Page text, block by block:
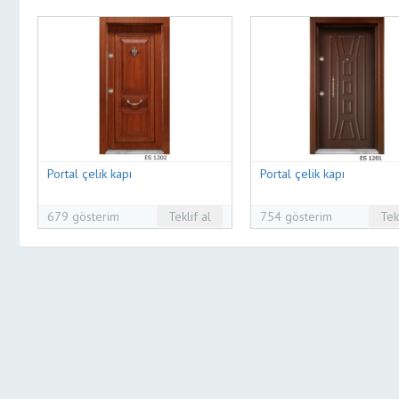
Portal çelik kapı
679 gösterim Teklif al
Portal çelik kapı
754 gösterim